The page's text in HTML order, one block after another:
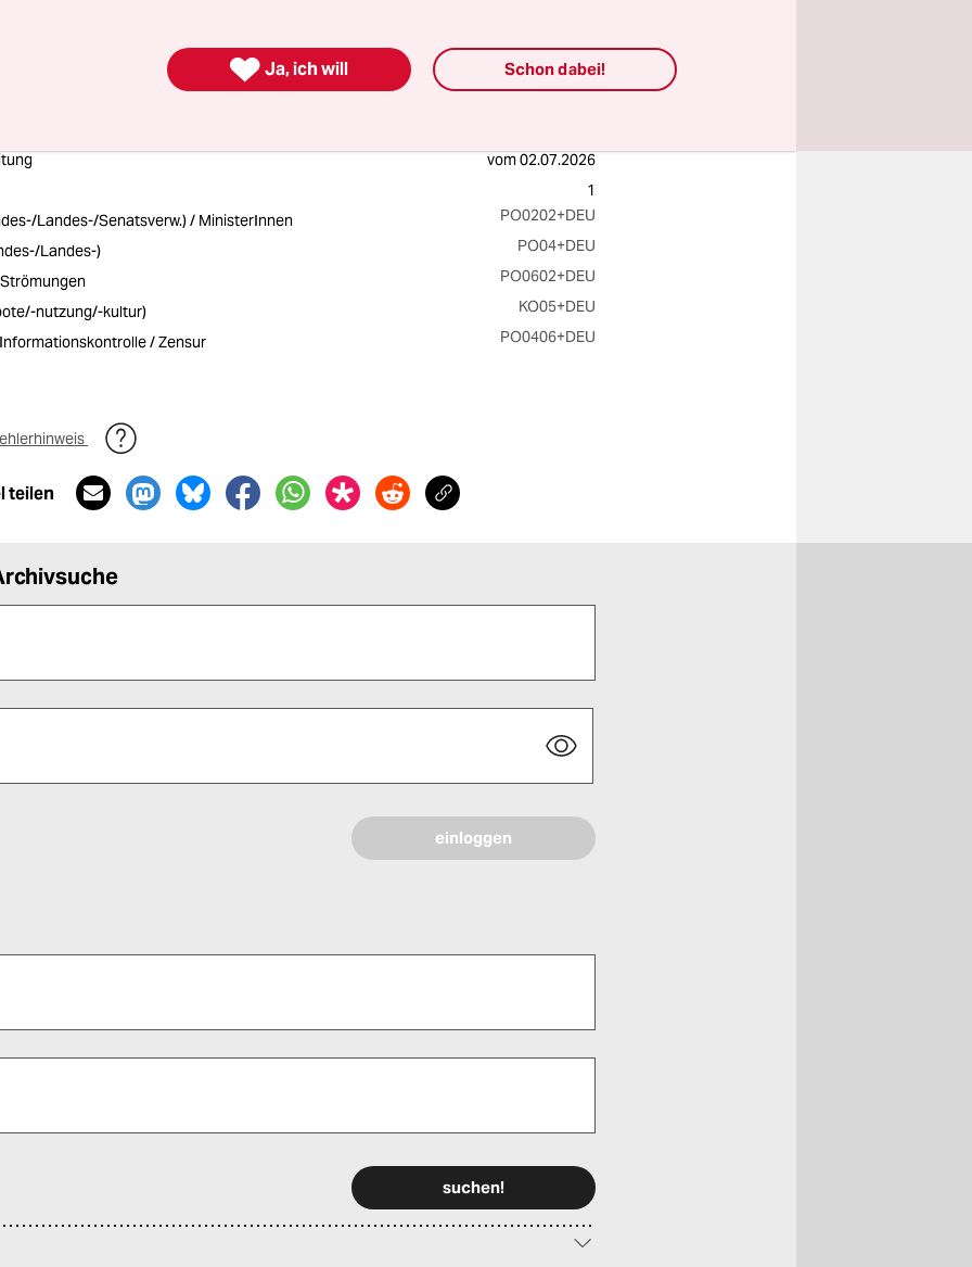
vom02.07.2026
1
Landes-/Senatsverw.) / MinisterInnen
PO0202+DEU
Landes-)
PO04+DEU
PO0602+DEU
nutzung/-kultur)
KO05+DEU
/ Zensur
PO0406+DEU
teilen
 Ja, ich will Schon dabei!